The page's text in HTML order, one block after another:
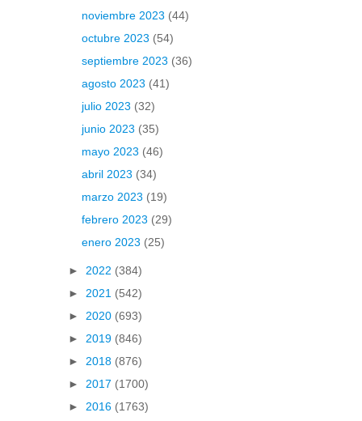
noviembre 2023 (44)
octubre 2023 (54)
septiembre 2023 (36)
agosto 2023 (41)
julio 2023 (32)
junio 2023 (35)
mayo 2023 (46)
abril 2023 (34)
marzo 2023 (19)
febrero 2023 (29)
enero 2023 (25)
► 2022 (384)
► 2021 (542)
► 2020 (693)
► 2019 (846)
► 2018 (876)
► 2017 (1700)
► 2016 (1763)